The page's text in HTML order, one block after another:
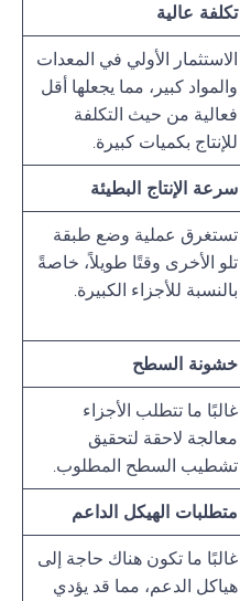
تكلفة عالية
الاستثمار الأولي في المعدات
والمواد كبير، مما يجعلها أقل
فعالية من حيث التكلفة
للإنتاج بكميات كبيرة.
سرعة الإنتاج البطيئة
تستغرق عملية وضع طبقة
تلو الأخرى وقتًا طويلاً، خاصةً
بالنسبة للأجزاء الكبيرة.
خشونة السطح
غالبًا ما تتطلب الأجزاء
معالجة لاحقة لتحقيق
تشطيب السطح المطلوب.
متطلبات الهيكل الداعم
غالبًا ما تكون هناك حاجة إلى
هياكل الدعم، مما قد يؤدي